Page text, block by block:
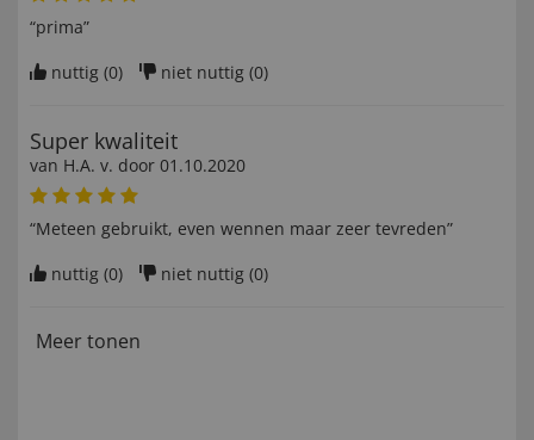
“prima”
nuttig (0) niet nuttig (0)
Super kwaliteit
van H.A. v. door 01.10.2020
“Meteen gebruikt, even wennen maar zeer tevreden”
nuttig (0) niet nuttig (0)
Meer tonen